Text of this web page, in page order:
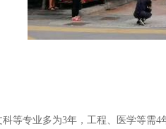
等专业多为3年，工程、医学等需